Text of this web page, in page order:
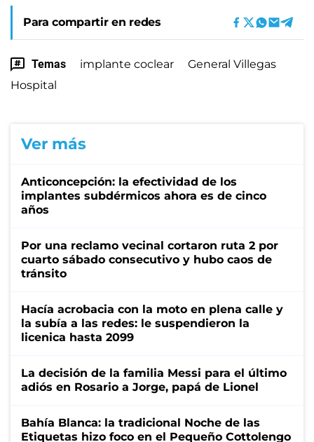
Para compartir en redes
Temas implante coclear
General Villegas
Hospital
Ver más
Anticoncepción: la efectividad de los
implantes subdérmicos ahora es de cinco
años
Por una reclamo vecinal cortaron ruta 2 por
cuarto sábado consecutivo y hubo caos de
tránsito
Hacía acrobacia con la moto en plena calle y
la subía a las redes: le suspendieron la
licenica hasta 2099
La decisión de la familia Messi para el último
adiós en Rosario a Jorge, papá de Lionel
Bahía Blanca: la tradicional Noche de las
Etiquetas hizo foco en el Pequeño Cottolengo